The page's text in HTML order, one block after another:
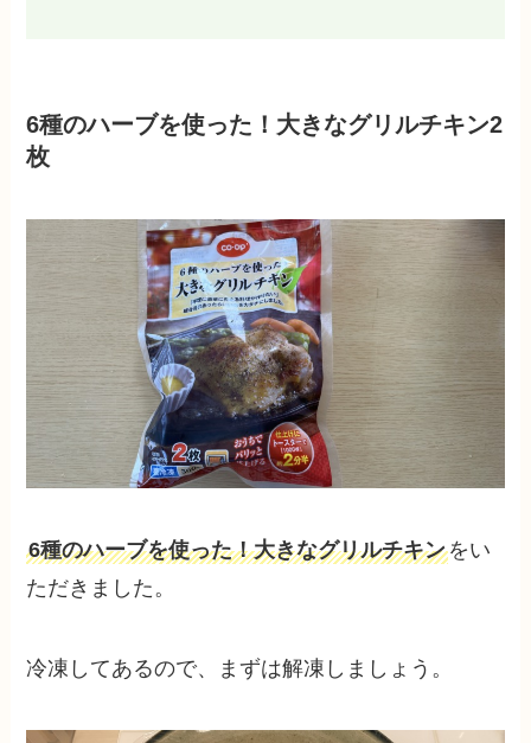
6種のハーブを使った！大きなグリルチキン2
枚
6種のハーブを使った！大きなグリルチキンをい
ただきました。
冷凍してあるので、まずは解凍しましょう。